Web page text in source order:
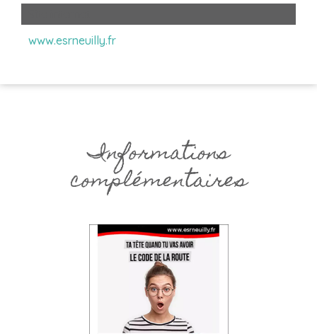
www.esrneuilly.fr
Informations
complémentaires